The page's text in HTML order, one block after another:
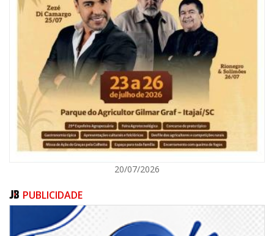
08/08/2026 | 07:00
Reservatórios de Penha são higienizados com ajuda de mergulhadores e
sem interrupção no abastecimento
ITAJAÍ
20/07/2026
PUBLICIDADE